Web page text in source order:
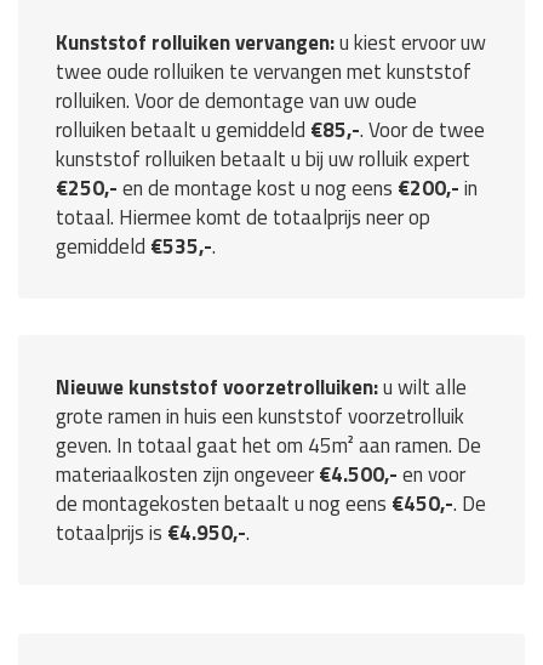
Kunststof rolluiken vervangen:u kiest ervoor uw
twee oude rolluiken te vervangen met kunststof
rolluiken. Voor de demontage van uw oude
rolluiken betaalt u gemiddeld €85,-. Voor de twee
kunststof rolluiken betaalt u bij uw rolluik expert
€250,-en de montage kost u nog eens €200,-in
totaal. Hiermee komt de totaalprijs neer op
gemiddeld €535,-.
Nieuwe kunststof voorzetrolluiken:u wilt alle
grote ramen in huis een kunststof voorzetrolluik
geven. In totaal gaat het om 45m² aan ramen. De
materiaalkosten zijn ongeveer€4.500,-en voor
de montagekosten betaalt u nog eens €450,-. De
totaalprijs is €4.950,-.